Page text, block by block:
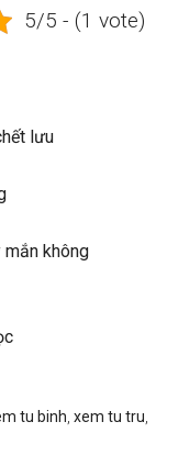
5/5 - (1 vote)
lưu
không
tu binh ,xem tu tru